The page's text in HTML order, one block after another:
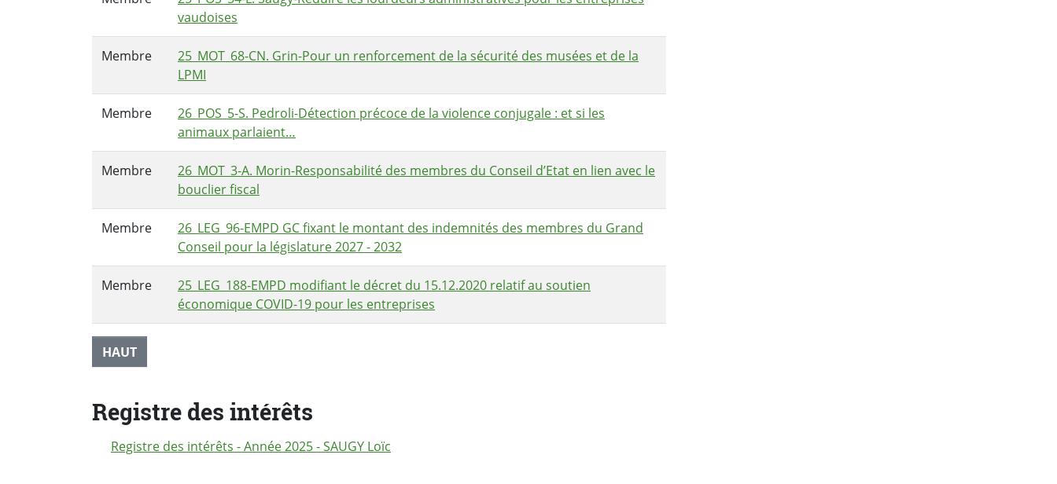
vaudoises
Membre
25_MOT_68-CN. Grin-Pour un renforcement de la sécurité des musées et de la
LPMI
Membre
26_POS_5-S. Pedroli-Détection précoce de la violence conjugale : et si les
animaux parlaient…
Membre
26_MOT_3-A. Morin-Responsabilité des membres du Conseil d’Etat en lien avec le
bouclier fiscal
Membre
26_LEG_96-EMPD GC fixant le montant des indemnités des membres du Grand
Conseil pour la législature 2027 - 2032
Membre
25_LEG_188-EMPD modifiant le décret du 15.12.2020 relatif au soutien
économique COVID-19 pour les entreprises
HAUT
Registre des intérêts
Registre des intérêts - Année 2025 - SAUGY Loïc